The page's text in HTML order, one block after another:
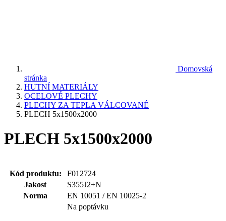
Domovská
stránka
HUTNÍ MATERIÁLY
OCELOVÉ PLECHY
PLECHY ZA TEPLA VÁLCOVANÉ
PLECH 5x1500x2000
PLECH 5x1500x2000
Kód produktu:
F012724
Jakost
S355J2+N
Norma
EN 10051 / EN 10025-2
Na poptávku